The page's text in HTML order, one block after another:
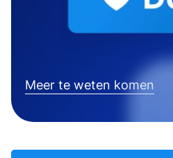
Meer te weten komen